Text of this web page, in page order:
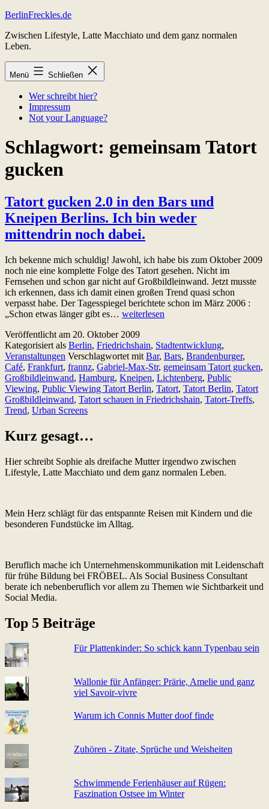
Zum
springen
BerlinFreckles.de
Zwischen Lifestyle, Latte Macchiato und dem ganz normalen
Leben.
Menü Schließen
Wer schreibt hier?
Impressum
Not your Language?
Schlagwort: gemeinsam Tatort
gucken
Tatort gucken 2.0 in den Bars und
Kneipen Berlins. Ich bin weder
mittendrin noch dabei.
Ich bekenne mich schuldig! Jawohl, ich habe bis zum Oktober 2009
noch nie eine komplette Folge des Tatort gesehen. Nicht im
Fernsehen und schon gar nicht auf Großbildleinwand. Jetzt musste
ich erkennen, dass ich damit einen großen Trend quasi schon
verpasst habe. Der Tagesspiegel berichtete schon im März 2006 :
„Schon etwas länger gibt es… Tatort
2.0
in
den
Bars
und
Kneipen
Berlins.
dabei.
weiterlesen
Veröffentlicht am 20. Oktober 2009
Kategorisiert als Berlin, Friedrichshain, Stadtentwicklung,
Veranstaltungen Verschlagwortet mit Bar, Bars, Brandenburger,
Café, Frankfurt, frannz, Gabriel-Max-Str, gemeinsam Tatort gucken,
Großbildleinwand, Hamburg, Kneipen, Lichtenberg, Public
Viewing, Public Viewing Tatort Berlin, Tatort, Tatort Berlin, Tatort
Großbildleinwand, Tatort schauen in Friedrichshain, Tatort-Treffs,
Trend, Urban Screens
Kurz gesagt…
Hier schreibt Sophie als dreifache Mutter irgendwo zwischen
Lifestyle, Latte Macchiato und dem ganz normalen Leben.
Mein Herz schlägt für das entspannte Reisen mit Kindern und die
besonderen Fundstücke im Alltag.
Beruflich mache ich Unternehmenskommunikation mit Leidenschaft
für frühe Bildung bei FRÖBEL. Als Social Business Consultant
berate ich nebenberuflich vor allem zu Themen wie Sichtbarkeit und
Social Media.
Top 5 Beiträge
Für Plattenkinder: So schick kann Typenbau sein
Wallonie für Anfänger: Prärie, Amelie und ganz
viel Sa­voir-vi­v­re
Warum ich Connis Mutter doof finde
Zuhören - Zitate, Sprüche und Weisheiten
Schwimmende Ferienhäuser auf Rügen:
Faszination Ostsee im Winter